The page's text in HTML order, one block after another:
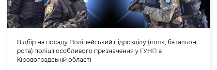
Відбір на посаду Поліцейський підрозділу (полк, батальон,
рота) поліції особливого призначення у ГУНП в
Кіровоградській області